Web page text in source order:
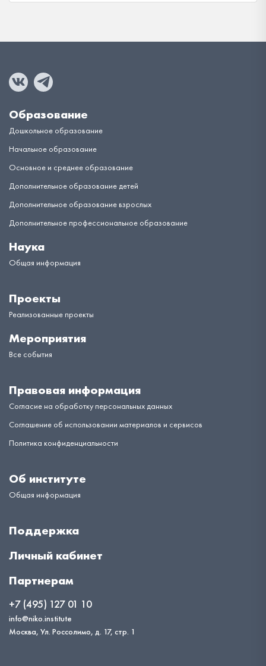
Образование
Дошкольное образование
Начальное образование
Основное и среднее образование
Дополнительное образование детей
Дополнительное образование взрослых
Дополнительное профессиональное образование
Наука
Общая информация
Проекты
Реализованные проекты
Мероприятия
Все события
Правовая информация
Согласие на обработку персональных данных
Соглашение об использовании материалов и сервисов
Политика конфиденциальности
Об институте
Общая информация
Поддержка
Личный кабинет
Партнерам
+7 (495) 127 01 10
info@niko.institute
Москва, Ул. Россолимо, д. 17, стр. 1